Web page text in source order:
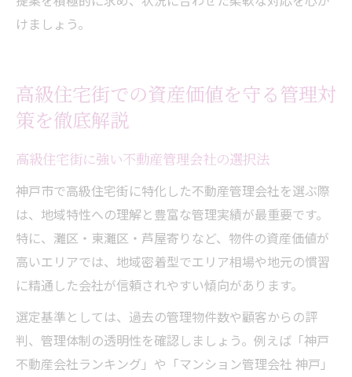
けましょう。
高級住宅街での資産価値を守る管理対
策を徹底解説
高級住宅街に強い不動産管理会社の選択法
神戸市で高級住宅街に特化した不動産管理会社を選ぶ際
は、地域特性への理解と豊富な管理実績が最重要です。
特に、灘区・東灘区・芦屋寄りなど、物件の資産価値が
高いエリアでは、地域密着型でエリア相場や地元の慣習
に精通した会社が信頼されやすい傾向があります。
選定基準としては、過去の管理物件数や顧客からの評
判、管理体制の透明性を確認しましょう。例えば「神戸
不動産会社ランキング」や「マンション管理会社 神戸」